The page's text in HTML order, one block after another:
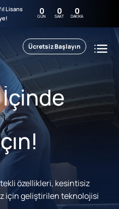
Lisans
0
GÜN 0
SAAT 0
DAKIKA
Ücretsiz Başlayın
özellikleri, kesintisiz
için geliştirilen teknolojisi